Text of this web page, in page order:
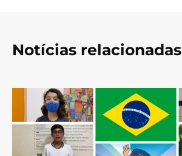
Notícias relacionadas